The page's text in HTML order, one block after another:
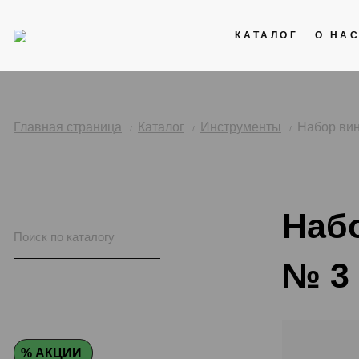
КАТАЛОГ О НАС
Главная страница Каталог Инструменты Набор
% АКЦИИ
№ 3